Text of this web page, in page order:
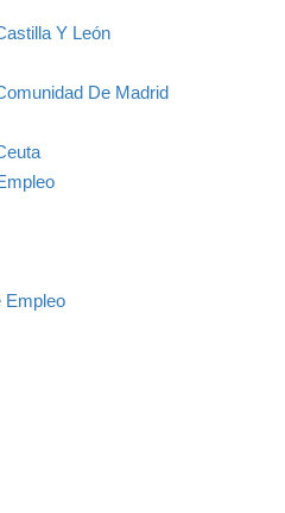
Y León
De Madrid
Empleo